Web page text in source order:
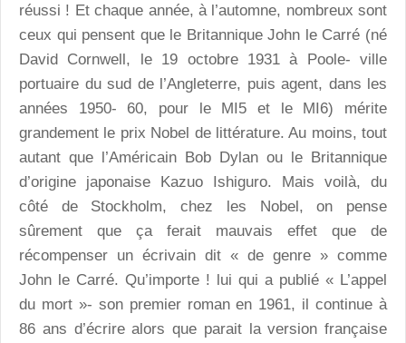
réussi ! Et chaque année, à l’automne, nombreux sont
ceux qui pensent que le Britannique John le Carré (né
David Cornwell, le 19 octobre 1931 à Poole- ville
portuaire du sud de l’Angleterre, puis agent, dans les
années 1950- 60, pour le MI5 et le MI6) mérite
grandement le prix Nobel de littérature. Au moins, tout
autant que l’Américain Bob Dylan ou le Britannique
d’origine japonaise Kazuo Ishiguro. Mais voilà, du
côté de Stockholm, chez les Nobel, on pense
sûrement que ça ferait mauvais effet que de
récompenser un écrivain dit « de genre » comme
John le Carré. Qu’importe ! lui qui a publié « L’appel
du mort »- son premier roman en 1961, il continue à
86 ans d’écrire alors que parait la version française